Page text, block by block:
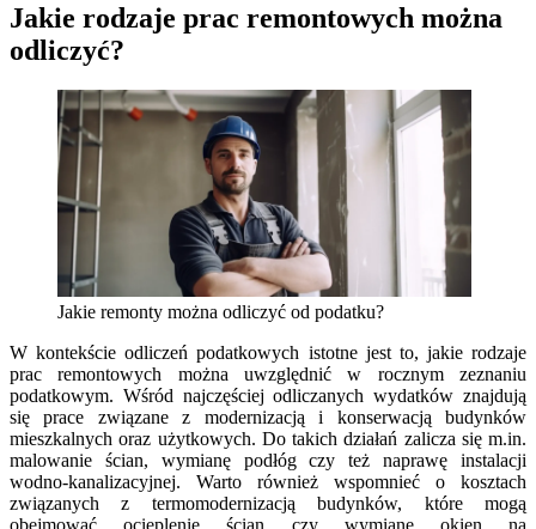
Jakie rodzaje prac remontowych można
odliczyć?
Jakie remonty można odliczyć od podatku?
W kontekście odliczeń podatkowych istotne jest to, jakie rodzaje
prac remontowych można uwzględnić w rocznym zeznaniu
podatkowym. Wśród najczęściej odliczanych wydatków znajdują
się prace związane z modernizacją i konserwacją budynków
mieszkalnych oraz użytkowych. Do takich działań zalicza się m.in.
malowanie ścian, wymianę podłóg czy też naprawę instalacji
wodno-kanalizacyjnej. Warto również wspomnieć o kosztach
związanych z termomodernizacją budynków, które mogą